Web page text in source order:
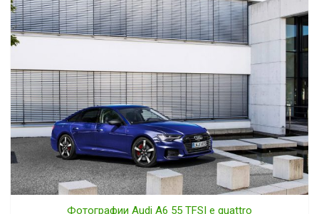
Фотографии Audi A6 55 TFSI e quattro